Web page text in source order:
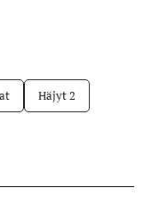
Häjyt 2